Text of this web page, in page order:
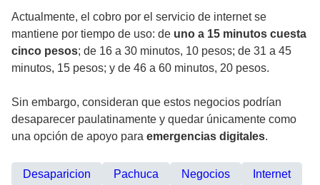
Actualmente, el cobro por el servicio de internet se
mantiene por tiempo de uso: de uno a 15 minutos cuesta
cinco pesos; de 16 a 30 minutos, 10 pesos; de 31 a 45
minutos, 15 pesos; y de 46 a 60 minutos, 20 pesos.
Sin embargo, consideran que estos negocios podrían
desaparecer paulatinamente y quedar únicamente como
una opción de apoyo para emergencias digitales.
Desaparicion Pachuca Negocios Internet